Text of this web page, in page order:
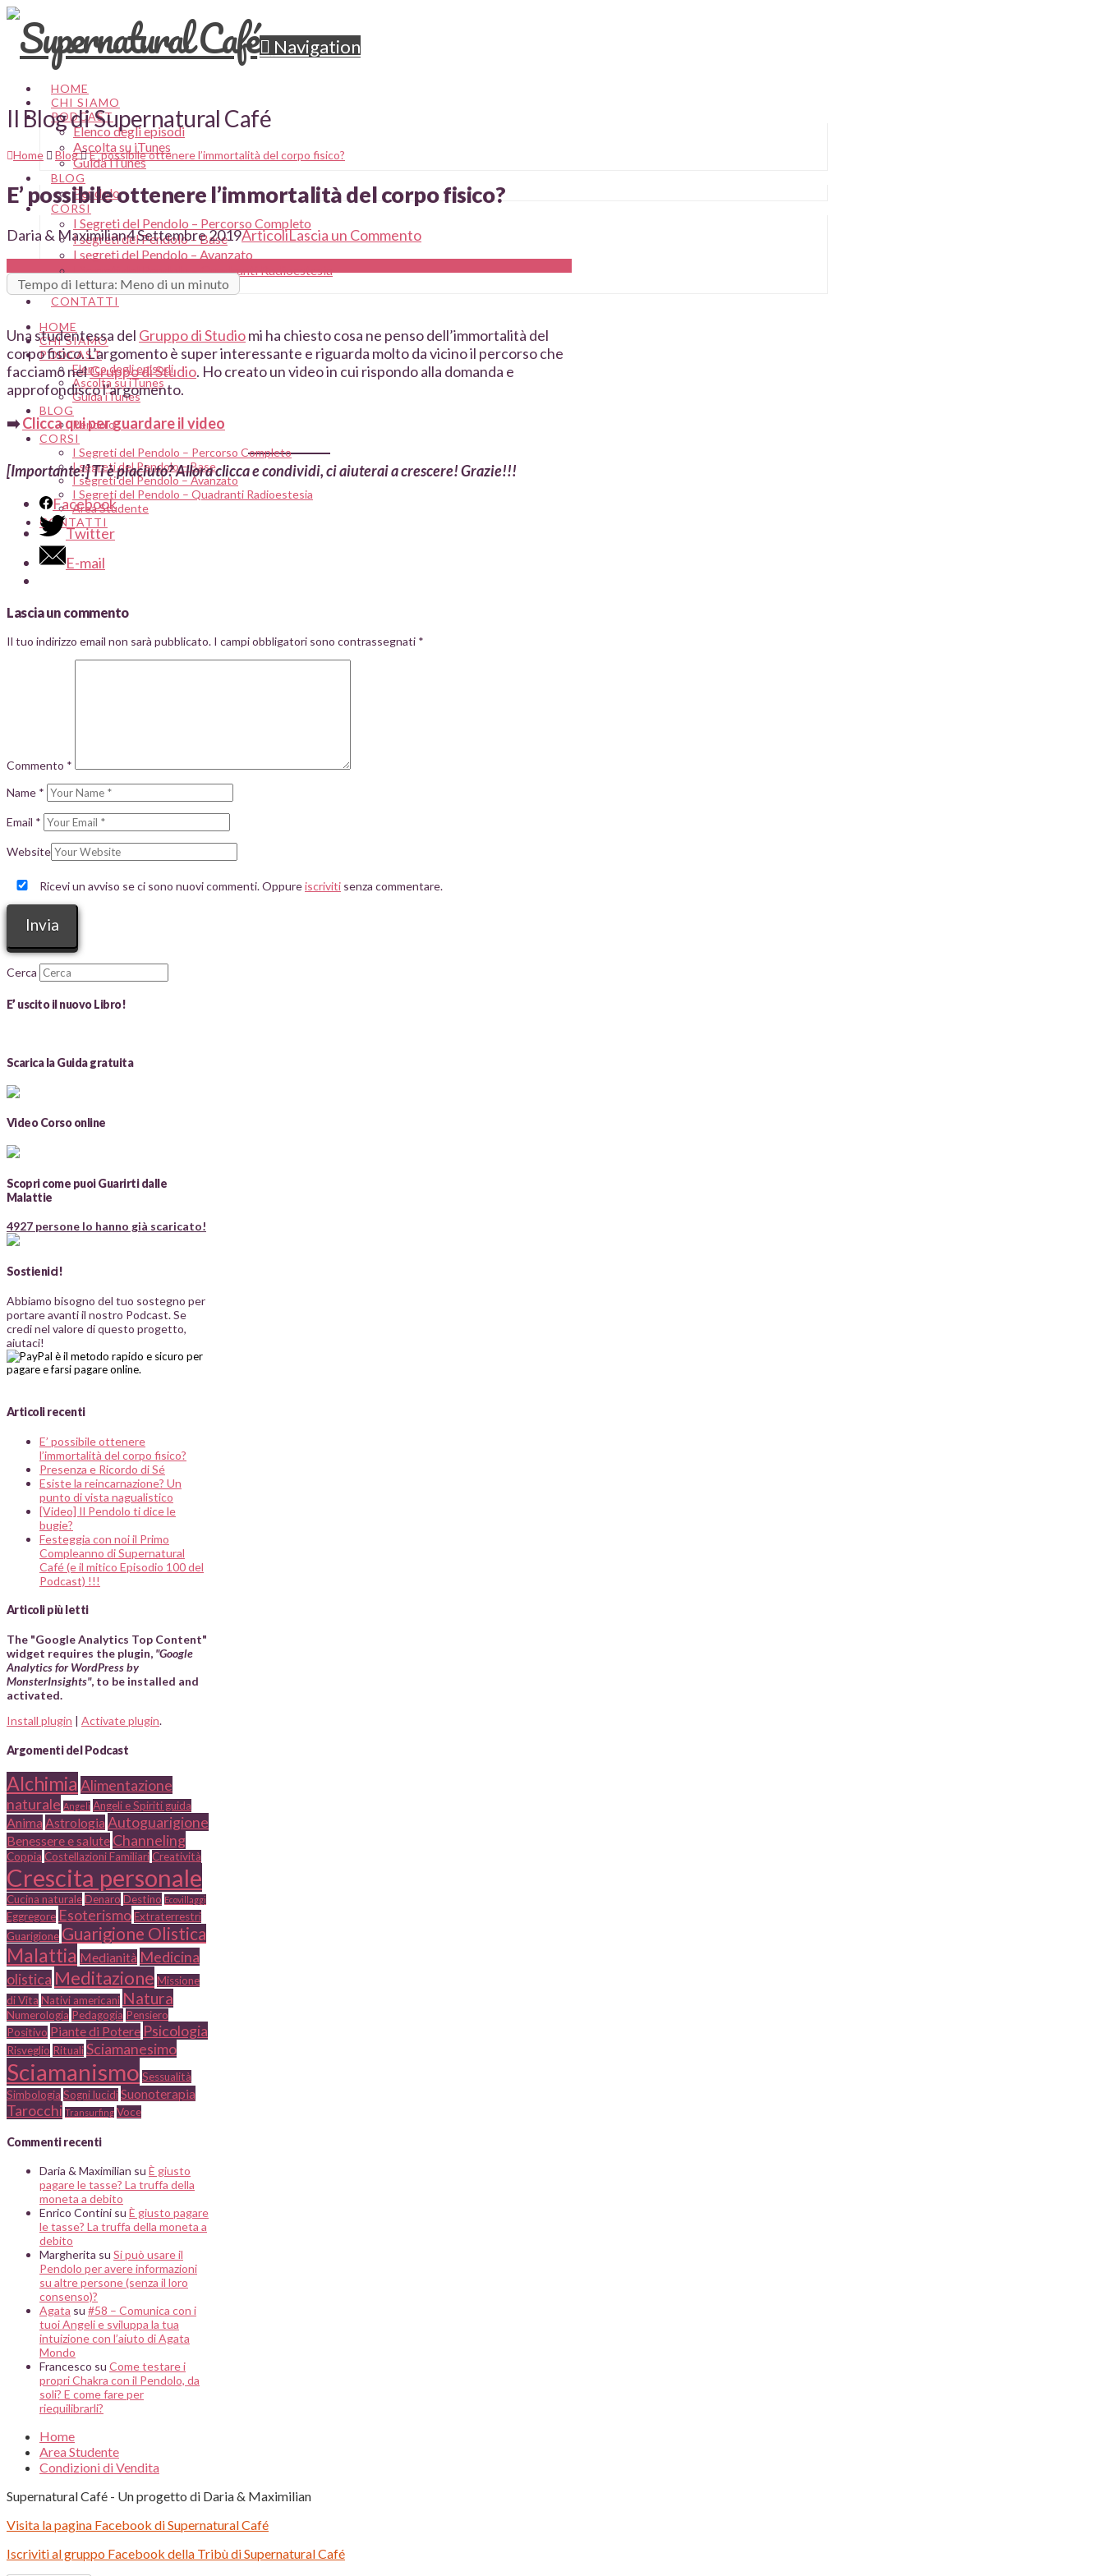
Navigation
HOME
CHI SIAMO
PODCAST
Elenco degli episodi
Ascolta su iTunes
Guida iTunes
BLOG
Pendolo
CORSI
I Segreti del Pendolo – Percorso Completo
I segreti del Pendolo – Base
I segreti del Pendolo – Avanzato
I Segreti del Pendolo – Quadranti Radioestesia
Area Studente
CONTATTI
HOME
CHI SIAMO
PODCAST
Elenco degli episodi
Ascolta su iTunes
Guida iTunes
BLOG
Pendolo
CORSI
I Segreti del Pendolo – Percorso Completo
I segreti del Pendolo – Base
I segreti del Pendolo – Avanzato
I Segreti del Pendolo – Quadranti Radioestesia
Area Studente
CONTATTI
Il Blog di Supernatural Café
Home Blog E’ possibile ottenere l’immortalità del corpo fisico?
E’ possibile ottenere l’immortalità del corpo fisico?
Daria & Maximilian4 Settembre 2019ArticoliLascia un Commento
Tempo di lettura: Meno di un minuto
Una studentessa del Gruppo di Studiomi ha chiesto cosa ne penso dell’immortalità del
corpo fisico. L’argomento è super interessante e riguarda molto da vicino il percorso che
facciamo nelGruppo di Studio. Ho creato un video in cui rispondo alla domanda e
approfondisco l’argomento.
➡️Clicca qui per guardare il video
[Importante!] Ti è piaciuto? Allora clicca e condividi, ci aiuterai a crescere! Grazie!!!
Facebook
Twitter
E-mail
Lascia un commento
Il tuo indirizzo email non sarà pubblicato. I campi obbligatori sono contrassegnati *
Commento *
Name *
Email *
Website
Ricevi un avviso se ci sono nuovi commenti. Oppureiscriviti senza commentare.
Cerca
E’ uscito il nuovo Libro!
Scarica la Guida gratuita
Video Corso online
Scopri come puoi Guarirti dalle
Malattie
4927 persone lo hanno già scaricato!
Sostienici!
Abbiamo bisogno del tuo sostegno per
portare avanti il nostro Podcast. Se
credi nel valore di questo progetto,
aiutaci!
Articoli recenti
E’ possibile ottenere
l’immortalità del corpo fisico?
Presenza e Ricordo di Sé
Esiste la reincarnazione? Un
punto di vista nagualistico
[Video] Il Pendolo ti dice le
bugie?
Festeggia con noi il Primo
Compleanno di Supernatural
Café (e il mitico Episodio 100 del
Podcast) !!!
Articoli più letti
The "Google Analytics Top Content"
widget requires the plugin, "Google
Analytics for WordPress by
MonsterInsights", to be installed and
activated.
Install plugin | Activate plugin.
Argomenti del Podcast
Alchimia Alimentazione
naturale Angeli Angeli e Spiriti guida
Anima Astrologia Autoguarigione
Benessere e salute Channeling
Coppia Costellazioni FamiliariCreatività
Crescita personale
Cucina naturaleDenaro Destino Ecovillaggi
Eggregore EsoterismoExtraterrestri
Guarigione Guarigione Olistica
Malattia Medianità Medicina
olistica Meditazione Missione
di Vita Nativi americani Natura
Numerologia Pedagogia Pensiero
Positivo Piante di Potere Psicologia
Risveglio RitualiSciamanesimo
Sciamanismo Sessualità
Simbologia Sogni lucidiSuonoterapia
Tarocchi Transurfing Voce
Commenti recenti
Daria & Maximilian su È giusto
pagare le tasse? La truffa della
moneta a debito
Enrico Contini su È giusto pagare
le tasse? La truffa della moneta a
debito
Margherita su Si può usare il
Pendolo per avere informazioni
su altre persone (senza il loro
consenso)?
Agata su #58 – Comunica con i
tuoi Angeli e sviluppa la tua
intuizione con l’aiuto di Agata
Mondo
Francesco su Come testare i
propri Chakra con il Pendolo, da
soli? E come fare per
riequilibrarli?
Home
Area Studente
Condizioni di Vendita
Supernatural Café - Un progetto di Daria & Maximilian
Visita la pagina Facebook di Supernatural Café
Iscriviti al gruppo Facebook della Tribù di Supernatural Café